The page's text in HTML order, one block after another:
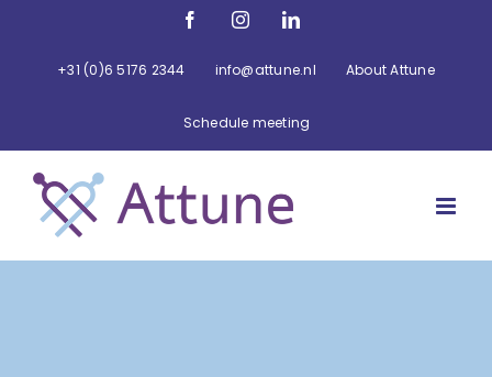
FacebookInstagramLinkedIn
+31 (0)6 5176 2344 info@attune.nl About Attune
Schedule meeting